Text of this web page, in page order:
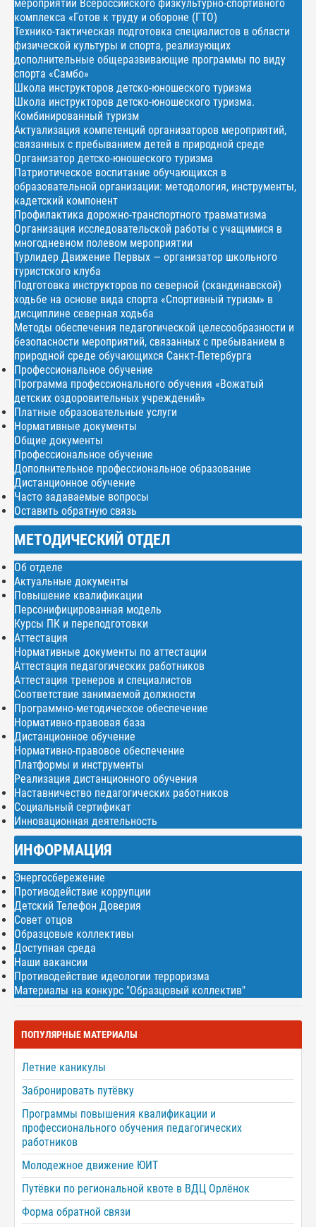
мероприятий Всероссийского физкультурно-спортивного
комплекса «Готов к труду и обороне (ГТО)
Технико-тактическая подготовка специалистов в области
физической культуры и спорта, реализующих
дополнительные общеразвивающие программы по виду
спорта «Самбо»
Школа инструкторов детско-юношеского туризма
Школа инструкторов детско-юношеского туризма.
Комбинированный туризм
Актуализация компетенций организаторов мероприятий,
связанных с пребыванием детей в природной среде
Организатор детско-юношеского туризма
Патриотическое воспитание обучающихся в
образовательной организации: методология, инструменты,
кадетский компонент
Профилактика дорожно-транспортного травматизма
Организация исследовательской работы с учащимися в
многодневном полевом мероприятии
Турлидер Движение Первых — организатор школьного
туристского клуба
Подготовка инструкторов по северной (скандинавской)
ходьбе на основе вида спорта «Спортивный туризм» в
дисциплине северная ходьба
Методы обеспечения педагогической целесообразности и
безопасности мероприятий, связанных с пребыванием в
природной среде обучающихся Санкт-Петербурга
Профессиональное обучение
Программа профессионального обучения «Вожатый
детских оздоровительных учреждений»
Платные образовательные услуги
Нормативные документы
Общие документы
Профессиональное обучение
Дополнительное профессиональное образование
Дистанционное обучение
Часто задаваемые вопросы
Оставить обратную связь
МЕТОДИЧЕСКИЙ ОТДЕЛ
Об отделе
Актуальные документы
Повышение квалификации
Персонифицированная модель
Курсы ПК и переподготовки
Аттестация
Нормативные документы по аттестации
Аттестация педагогических работников
Аттестация тренеров и специалистов
Соответствие занимаемой должности
Программно-методическое обеспечение
Нормативно-правовая база
Дистанционное обучение
Нормативно-правовое обеспечение
Платформы и инструменты
Реализация дистанционного обучения
Наставничество педагогических работников
Социальный сертификат
Инновационная деятельность
ИНФОРМАЦИЯ
Энергосбережение
Противодействие коррупции
Детский Телефон Доверия
Совет отцов
Образцовые коллективы
Доступная среда
Наши вакансии
Противодействие идеологии терроризма
Материалы на конкурс "Образцовый коллектив"
ПОПУЛЯРНЫЕ МАТЕРИАЛЫ
Летние каникулы
Забронировать путёвку
Программы повышения квалификации и
профессионального обучения педагогических
работников
Молодежное движение ЮИТ
Путёвки по региональной квоте в ВДЦ Орлёнок
Форма обратной связи